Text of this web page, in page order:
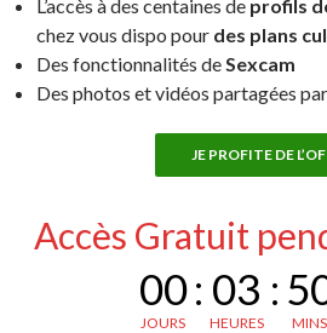
L’accès à des centaines de profils
chez vous dispo pour des plans
Des fonctionnalités deSexcam
Des photos et vidéos partagées
JE PROFITE DE
Accès Gratuit
00
JOURS
: 03
HEURES
:
MINS